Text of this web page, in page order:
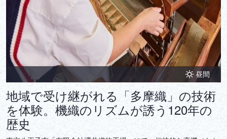
昼間
地域で受け継がれる「多摩織」の技術
を体験。機織のリズムが誘う120年の
歴史